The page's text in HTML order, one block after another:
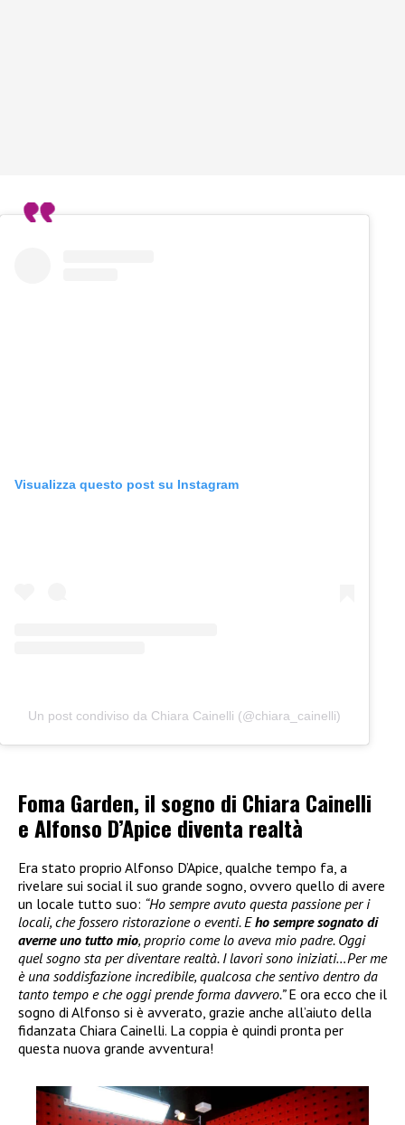
Visualizza questo post su Instagram
Un post condiviso da Chiara Cainelli (@chiara_cainelli)
Foma Garden, il sogno di Chiara Cainelli
e Alfonso D’Apice diventa realtà
Era stato proprio Alfonso D’Apice, qualche tempo fa, a
rivelare sui social il suo grande sogno, ovvero quello di avere
un locale tutto suo: “Ho sempre avuto questa passione per i
locali, che fossero ristorazione o eventi. Eho sempre sognato di
averne uno tutto mio, proprio come lo aveva mio padre. Oggi
quel sogno sta per diventare realtà. I lavori sono iniziati…Per me
è una soddisfazione incredibile, qualcosa che sentivo dentro da
tanto tempo e che oggi prende forma davvero.”E ora ecco che il
sogno di Alfonso si è avverato, grazie anche all’aiuto della
fidanzata Chiara Cainelli. La coppia è quindi pronta per
questa nuova grande avventura!